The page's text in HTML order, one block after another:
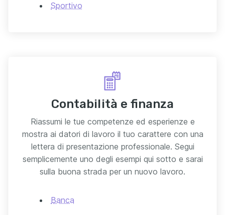
Sportivo
Contabilità e finanza
Riassumi le tue competenze ed esperienze e
mostra ai datori di lavoro il tuo carattere con una
lettera di presentazione professionale. Segui
semplicemente uno degli esempi qui sotto e sarai
sulla buona strada per un nuovo lavoro.
Banca